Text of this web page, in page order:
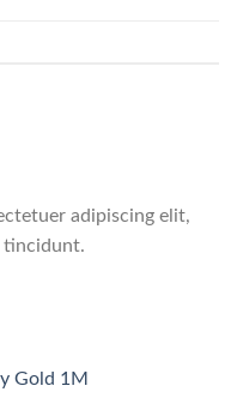
adipiscing elit,
tincidunt.
Gold 1M